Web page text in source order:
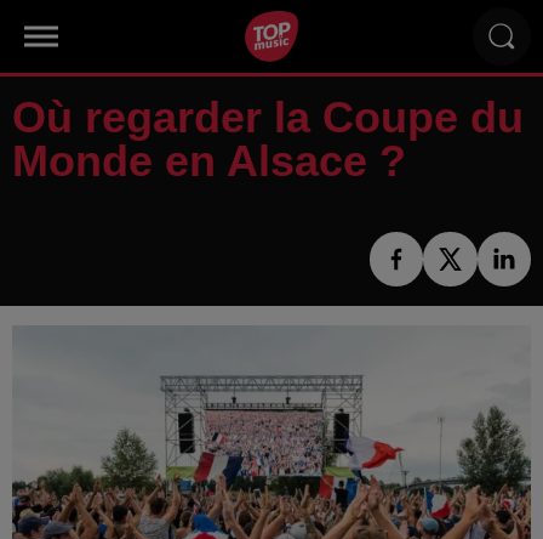
Où regarder la Coupe du
Monde en Alsace ?